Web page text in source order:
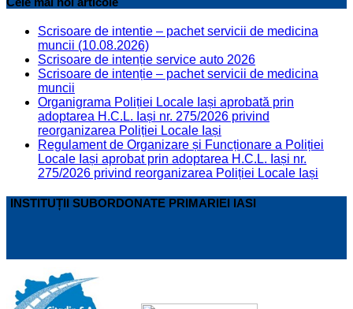
Scrisoare de intentie – pachet servicii de medicina
muncii (10.08.2026)
Scrisoare de intenție service auto 2026
Scrisoare de intenție – pachet servicii de medicina
muncii
Organigrama Poliției Locale Iași aprobată prin
adoptarea H.C.L. Iași nr. 275/2026 privind
reorganizarea Poliției Locale Iași
Regulament de Organizare și Funcționare a Poliției
Locale Iași aprobat prin adoptarea H.C.L. Iași nr.
275/2026 privind reorganizarea Poliției Locale Iași
INSTITUȚII SUBORDONATE PRIMARIEI IASI